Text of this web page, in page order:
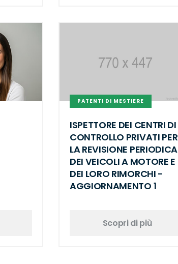
PATENTI DI MESTIERE
ISPETTORE DEI CENTRI DI
CONTROLLO PRIVATI PER
LA REVISIONE PERIODICA
DEI VEICOLI A MOTORE E
DEI LORO RIMORCHI -
AGGIORNAMENTO 1
Scopri di più